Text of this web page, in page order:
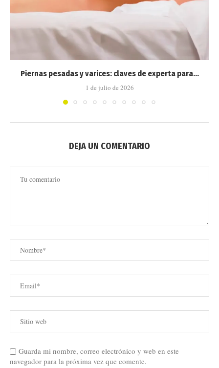
Piernas pesadas y varices: claves de experta para...
1 de julio de 2026
DEJA UN COMENTARIO
Guarda mi nombre, correo electrónico y web en este
navegador para la próxima vez que comente.